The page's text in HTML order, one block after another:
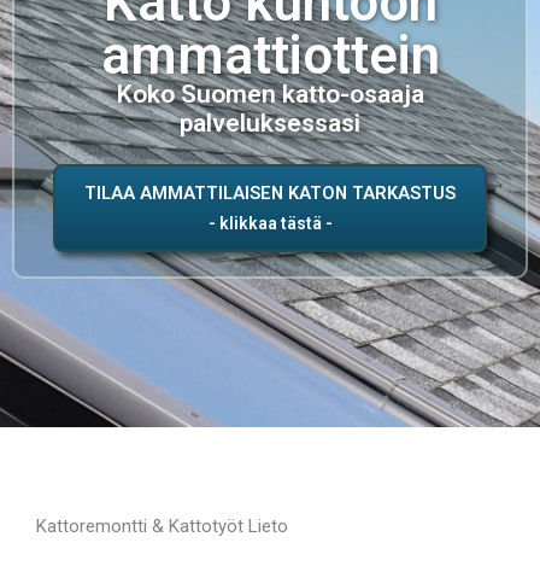
ammattiottein
Koko Suomen katto-osaaja
palveluksessasi
TILAA AMMATTILAISEN KATON TARKASTUS
Kattoremontti & Kattotyöt Lieto